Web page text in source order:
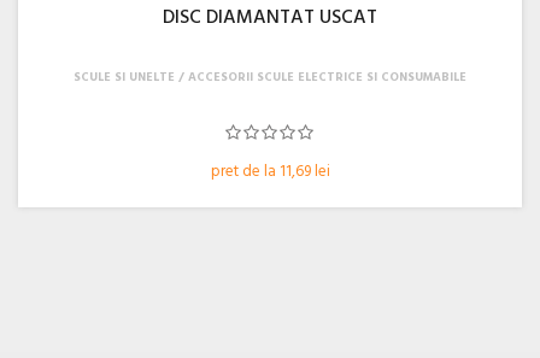
DISC DIAMANTAT USCAT
pret de la 11,69 lei
SCULE SI UNELTE ACCESORII SCULE ELECTRICE SI CONSUMABILE